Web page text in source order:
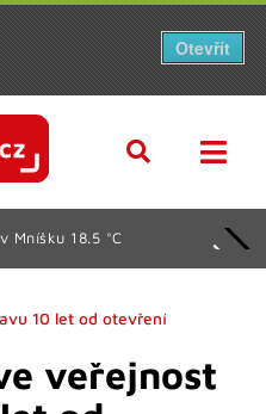
Mníšku 18.5 °C
10 let od otevření
veřejnost
Otevřít